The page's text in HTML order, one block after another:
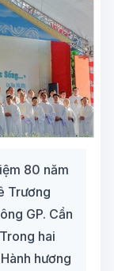
80 năm
Trương
GP. Cần
hai
hương